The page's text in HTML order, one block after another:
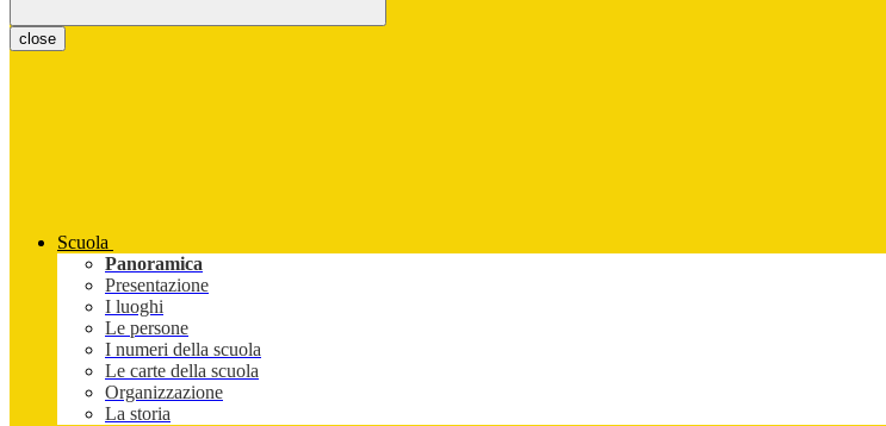
close
Scuola
Panoramica
Presentazione
I luoghi
Le persone
I numeri della scuola
Le carte della scuola
Organizzazione
La storia